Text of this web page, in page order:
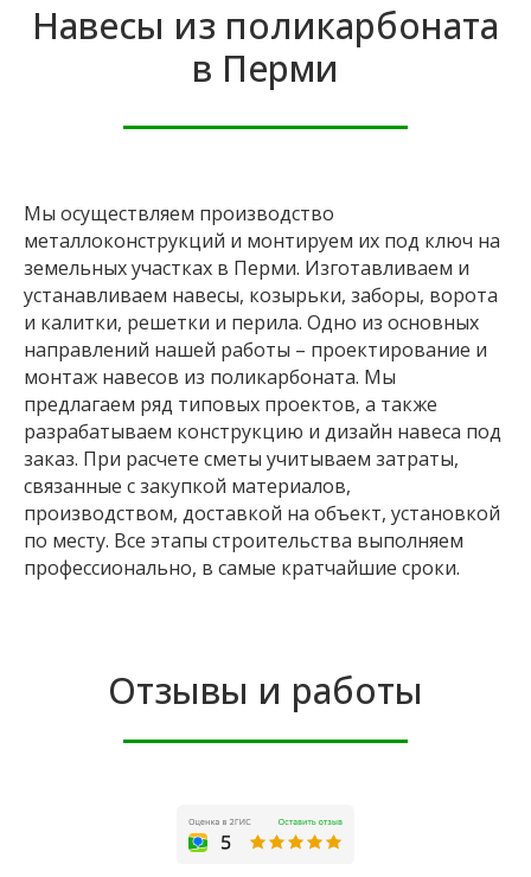
Навесы из поликарбоната
в Перми
Мы осуществляем производство
металлоконструкций и монтируем их под ключ на
земельных участках в Перми. Изготавливаем и
устанавливаем навесы, козырьки, заборы, ворота
и калитки, решетки и перила. Одно из основных
направлений нашей работы – проектирование и
монтаж навесов из поликарбоната. Мы
предлагаем ряд типовых проектов, а также
разрабатываем конструкцию и дизайн навеса под
заказ. При расчете сметы учитываем затраты,
связанные с закупкой материалов,
производством, доставкой на объект, установкой
по месту. Все этапы строительства выполняем
профессионально, в самые кратчайшие сроки.
Отзывы и работы